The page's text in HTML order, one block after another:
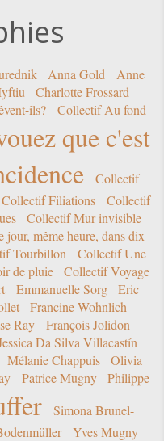
Anna Gold
Anne
Charlotte Frossard
ils?
Collectif Au fond
que c'est
Collectif
Collectif Filiations
Collectif
Collectif Mur invisible
même heure, dans dix
Tourbillon
Collectif Une
de pluie
Collectif Voyage
Emmanuelle Sorg
Eric
Francine Wohnlich
Ray
François Jolidon
Da Silva Villacastín
Mélanie Chappuis
Olivia
Patrice Mugny
Philippe
Simona Brunel-
Yves Mugny